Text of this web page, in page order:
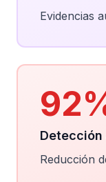
Evidencias
Reducción